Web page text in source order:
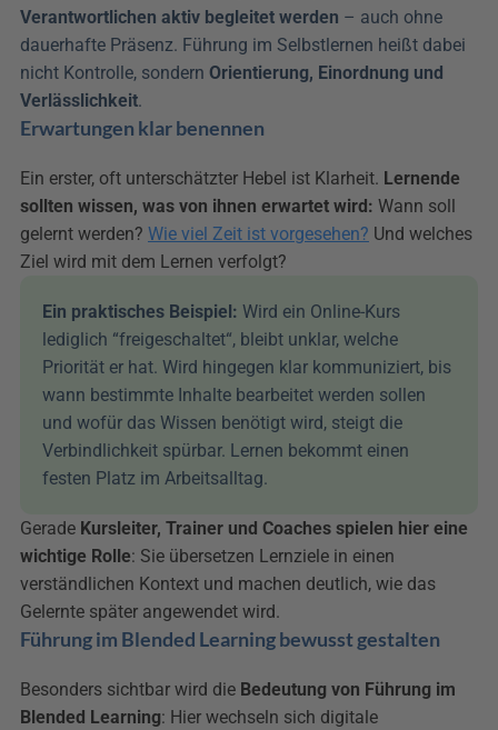
Verantwortlichen aktiv begleitet werden – auch ohne
dauerhafte Präsenz. Führung im Selbstlernen heißt dabei
nicht Kontrolle, sondern Orientierung, Einordnung und
Verlässlichkeit.
Erwartungen klar benennen
Ein erster, oft unterschätzter Hebel ist Klarheit. Lernende
sollten wissen, was von ihnen erwartet wird: Wann soll
gelernt werden? Wie viel Zeit ist vorgesehen? Und welches
Ziel wird mit dem Lernen verfolgt?
Ein praktisches Beispiel: Wird ein Online-Kurs
lediglich “freigeschaltet“, bleibt unklar, welche
Priorität er hat. Wird hingegen klar kommuniziert, bis
wann bestimmte Inhalte bearbeitet werden sollen
und wofür das Wissen benötigt wird, steigt die
Verbindlichkeit spürbar. Lernen bekommt einen
festen Platz im Arbeitsalltag.
Gerade Kursleiter, Trainer und Coaches spielen hier eine
wichtige Rolle: Sie übersetzen Lernziele in einen
verständlichen Kontext und machen deutlich, wie das
Gelernte später angewendet wird.
Führung im Blended Learning bewusst gestalten
Besonders sichtbar wird die Bedeutung von Führung im
Blended Learning: Hier wechseln sich digitale